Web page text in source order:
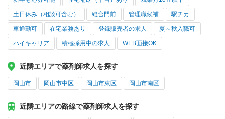
土日休み（相談可含む） 総合門前 管理職候補 駅チカ
車通勤可 在宅業務あり 登録販売者の求人 夏～秋入職可
ハイキャリア 積極採用中の求人 WEB面接OK
近隣エリアで薬剤師求人を探す
岡山市 岡山市中区 岡山市東区 岡山市南区
近隣エリアの路線で薬剤師求人を探す